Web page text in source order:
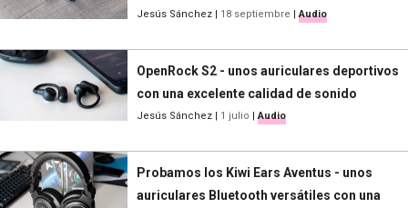
Jesús Sánchez | 18 septiembre | Audio
OpenRock S2 - unos auriculares deportivos
con una excelente calidad de sonido
Jesús Sánchez | 1 julio | Audio
Probamos los Kiwi Ears Aventus - unos
auriculares Bluetooth versátiles con una